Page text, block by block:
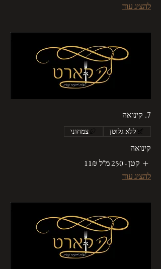
להציג עוד
7. קינואה
ללא גלוטן צמחוני
קינואה
קטן - 250 מ"ל
‏11 ‏₪
להציג עוד